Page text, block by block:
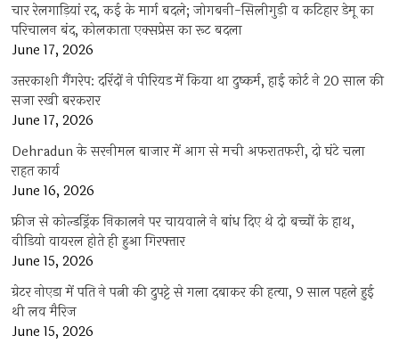
चार रेलगाड़ियां रद, कई के मार्ग बदले; जोगबनी-सिलीगुड़ी व कटिहार डेमू का
परिचालन बंद, कोलकाता एक्सप्रेस का रूट बदला
June 17, 2026
उत्तरकाशी गैंगरेप: दरिंदों ने पीरियड में किया था दुष्कर्म, हाई कोर्ट ने 20 साल की
सजा रखी बरकरार
June 17, 2026
Dehradun के सरनीमल बाजार में आग से मची अफरातफरी, दो घंटे चला
राहत कार्य
June 16, 2026
फ्रीज से कोल्डड्रिंक निकालने पर चायवाले ने बांध दिए थे दो बच्चों के हाथ,
वीडियो वायरल होते ही हुआ गिरफ्तार
June 15, 2026
ग्रेटर नोएडा में पति ने पत्नी की दुपट्टे से गला दबाकर की हत्या, 9 साल पहले हुई
थी लव मैरिज
June 15, 2026